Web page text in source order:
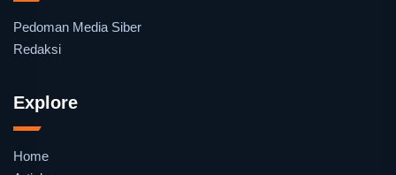
Pedoman Media Siber
Redaksi
Explore
Home